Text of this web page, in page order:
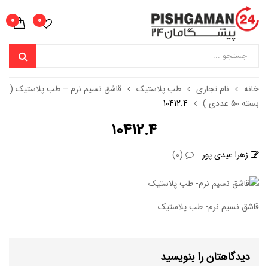
0
0
خانه نام تجاری طب پلاستیک
قاشق نسیم نرم – طب پلاستیک (
بسته 50 عددی )
10412.4
10412.4
زهرا عیدی پور (0)
قاشق نسیم نرم- طب پلاستیک
دیدگاهتان را بنویسید